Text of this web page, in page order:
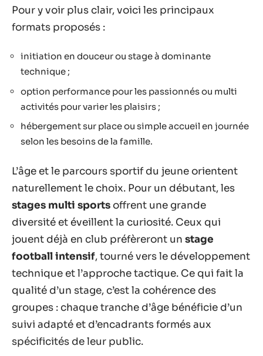
Pour y voir plus clair, voici les principaux
formats proposés :
initiation en douceur ou stage à dominante
technique ;
option performance pour les passionnés ou multi
activités pour varier les plaisirs ;
hébergement sur place ou simple accueil en journée
selon les besoins de la famille.
L’âge et le parcours sportif du jeune orientent
naturellement le choix. Pour un débutant, les
stages multi sports offrent une grande
diversité et éveillent la curiosité. Ceux qui
jouent déjà en club préfèreront un stage
football intensif, tourné vers le développement
technique et l’approche tactique. Ce qui fait la
qualité d’un stage, c’est la cohérence des
groupes : chaque tranche d’âge bénéficie d’un
suivi adapté et d’encadrants formés aux
spécificités de leur public.